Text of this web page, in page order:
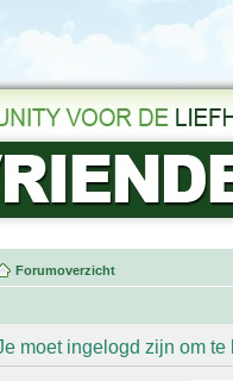
Forumoverzicht
moet ingelogd zijn om